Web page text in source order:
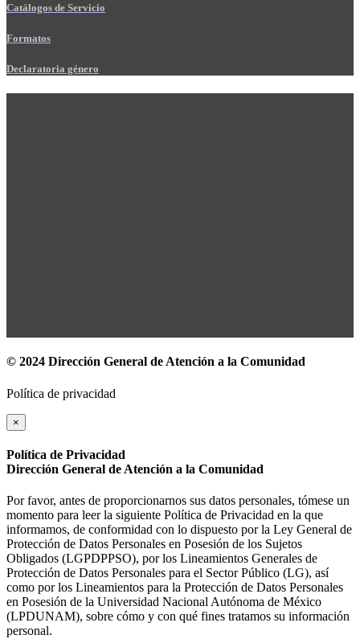
Catálogos de Servicio
Formatos
Declaratoria género
© 2024 Dirección General de Atención a la Comunidad
Política de privacidad
×
Política de Privacidad
Dirección General de Atención a la Comunidad
Por favor, antes de proporcionarnos sus datos personales, tómese un
momento para leer la siguiente Política de Privacidad en la que
informamos, de conformidad con lo dispuesto por la Ley General de
Protección de Datos Personales en Posesión de los Sujetos
Obligados (LGPDPPSO), por los Lineamientos Generales de
Protección de Datos Personales para el Sector Público (LG), así
como por los Lineamientos para la Protección de Datos Personales
en Posesión de la Universidad Nacional Autónoma de México
(LPDUNAM), sobre cómo y con qué fines tratamos su información
personal.